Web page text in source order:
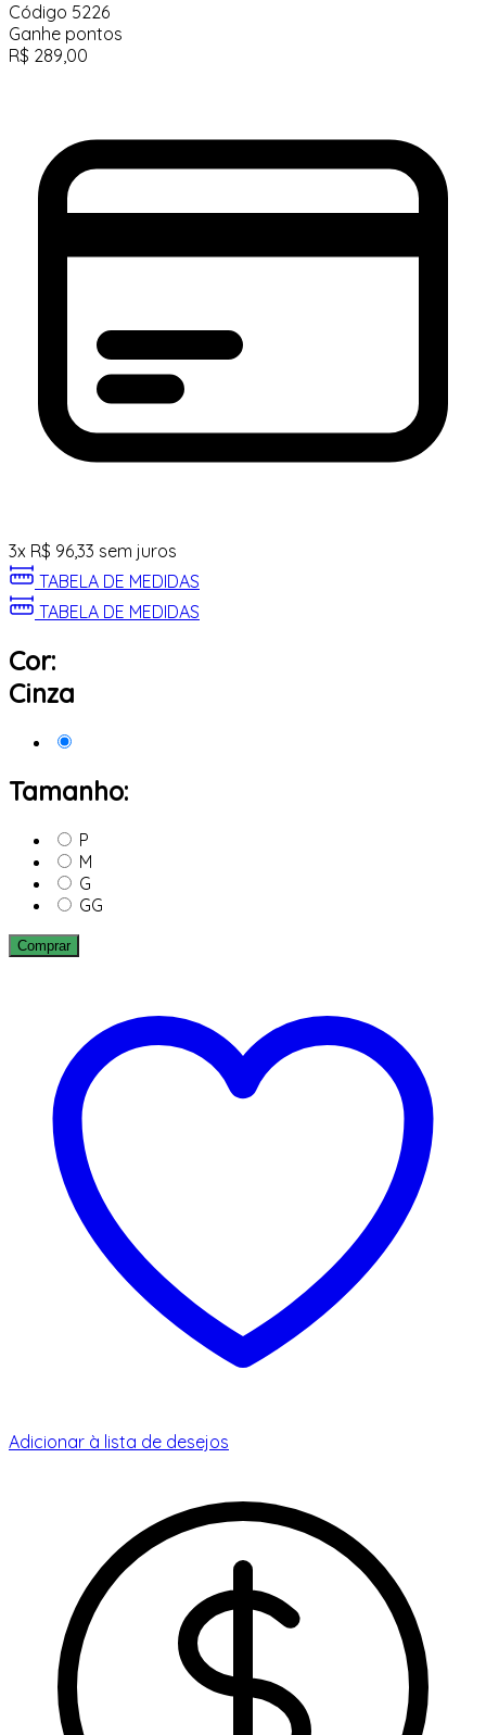
Código 5226
Ganhe pontos
R$ 289,00
3x R$ 96,33 sem juros
TABELA DE MEDIDAS
TABELA DE MEDIDAS
Cor:
Cinza
Tamanho:
P
M
G
GG
Comprar
Adicionar à lista de desejos